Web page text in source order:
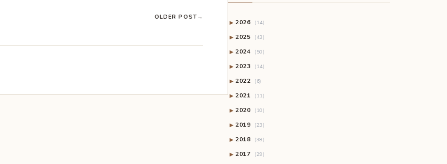
OLDER POST →
▶ 2026 (14)
▶ 2025 (43)
▶ 2024 (50)
▶ 2023 (14)
▶ 2022 (6)
▶ 2021 (11)
▶ 2020 (10)
▶ 2019 (23)
▶ 2018 (38)
▶ 2017 (29)